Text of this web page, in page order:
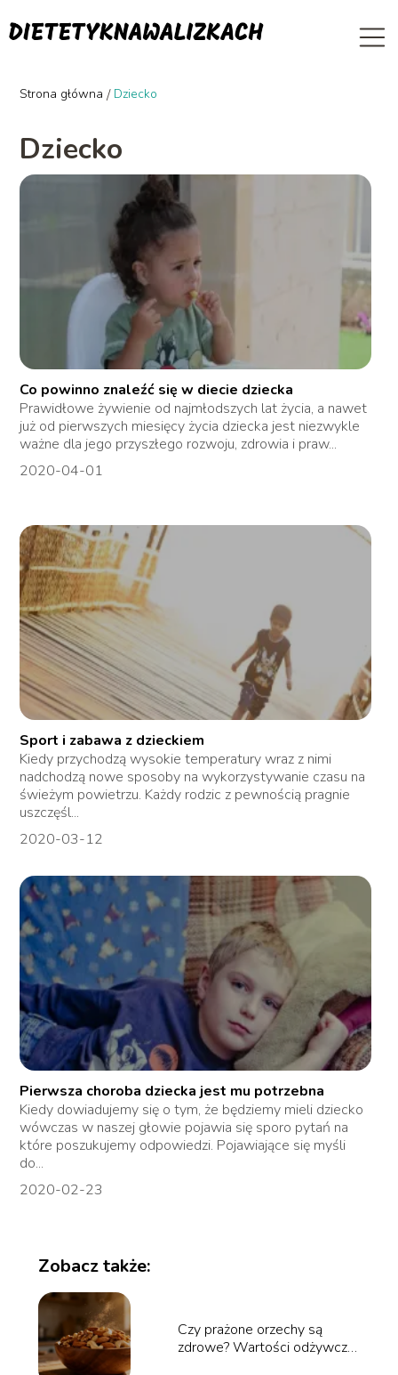
Strona główna / Dziecko
Dziecko
Co powinno znaleźć się w diecie dziecka
Prawidłowe żywienie od najmłodszych lat życia, a nawet
już od pierwszych miesięcy życia dziecka jest niezwykle
ważne dla jego przyszłego rozwoju, zdrowia i praw...
2020-04-01
Sport i zabawa z dzieckiem
Kiedy przychodzą wysokie temperatury wraz z nimi
nadchodzą nowe sposoby na wykorzystywanie czasu na
świeżym powietrzu. Każdy rodzic z pewnością pragnie
uszczęśl...
2020-03-12
Pierwsza choroba dziecka jest mu potrzebna
Kiedy dowiadujemy się o tym, że będziemy mieli dziecko
wówczas w naszej głowie pojawia się sporo pytań na
które poszukujemy odpowiedzi. Pojawiające się myśli
do...
2020-02-23
Zobacz także:
Czy prażone orzechy są
zdrowe? Wartości odżywcze